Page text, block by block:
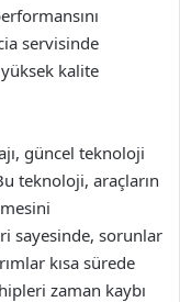
servisinde
kalite
güncel teknoloji
teknoloji, araçların
sayesinde, sorunlar
kısa sürede
zaman kaybı